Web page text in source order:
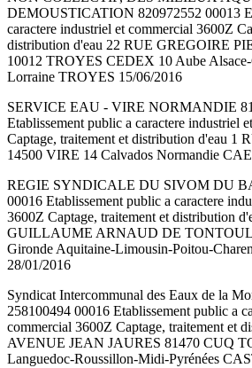
DEMOUSTICATION 820972552 00013
caractere industriel et commercial 3600Z
distribution d'eau 22 RUE GREGOIRE
10012 TROYES CEDEX 10 Aube
Lorraine TROYES 15/06/2016
SERVICE EAU - VIRE NORMANDIE
Etablissement public a caractere industriel
Captage, traitement et distribution d'eau
14500 VIRE 14 Calvados Normandie
REGIE SYNDICALE DU SIVOM DU
00016 Etablissement public a caractere
3600Z Captage, traitement et distribution
GUILLAUME ARNAUD DE
Gironde Aquitaine-Limousin-Poitou-
28/01/2016
Syndicat Intercommunal des Eaux de la
258100494 00016 Etablissement public a
commercial 3600Z Captage, traitement et
AVENUE JEAN JAURES 81470 CUQ
Languedoc-Roussillon-Midi-Pyrénées